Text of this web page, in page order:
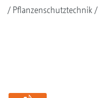
Pflanzenschutztechnik